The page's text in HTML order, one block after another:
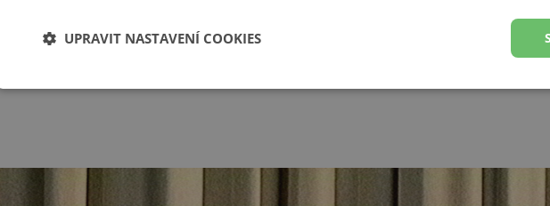
UPRAVIT NASTAVENÍ COOKIES